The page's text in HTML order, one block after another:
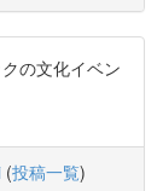
の文化イベン
(投稿一覧)